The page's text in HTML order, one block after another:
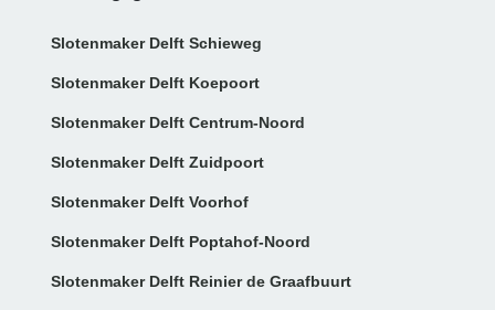
Slotenmaker Delft Schieweg
Slotenmaker Delft Koepoort
Slotenmaker Delft Centrum-Noord
Slotenmaker Delft Zuidpoort
Slotenmaker Delft Voorhof
Slotenmaker Delft Poptahof-Noord
Slotenmaker Delft Reinier de Graafbuurt